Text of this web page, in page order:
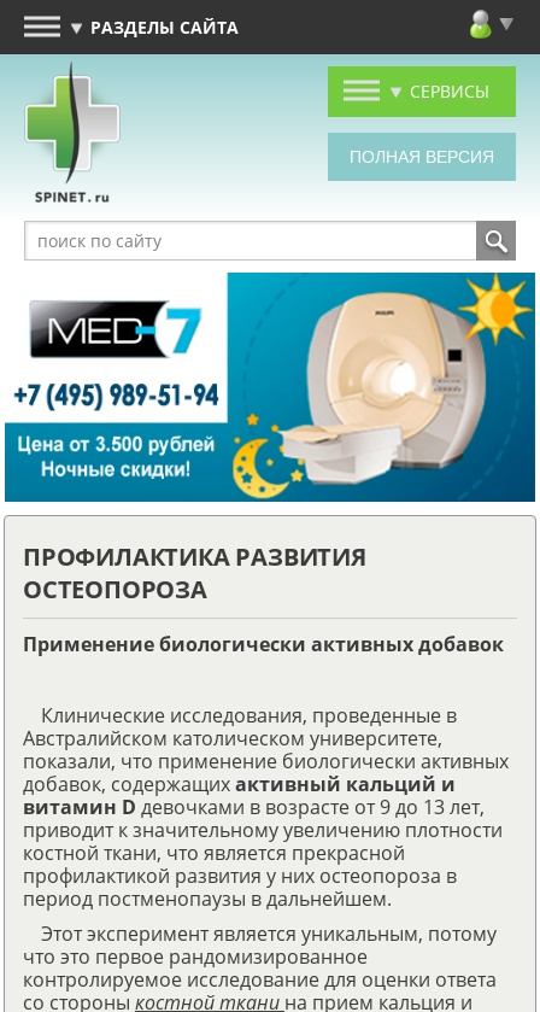
РАЗДЕЛЫ САЙТА
СЕРВИСЫ
ПРОФИЛАКТИКА РАЗВИТИЯ
ОСТЕОПОРОЗА
Применение биологически активных добавок
Клинические исследования, проведенные в
Австралийском католическом университете,
показали, что применение биологически активных
добавок, содержащихактивный кальций и
витамин D девочками в возрасте от 9 до 13 лет,
приводит к значительному увеличению плотности
костной ткани, что является прекрасной
профилактикой развития у них остеопороза в
период постменопаузы в дальнейшем.
Этот эксперимент является уникальным, потому
что это первое рандомизированное
контролируемое исследование для оценки ответа
со стороны костной ткани на прием кальция и